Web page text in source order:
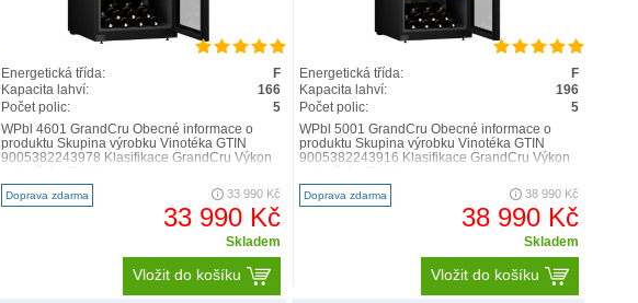
Energetická třída:
F
Kapacita lahví:
166
Počet polic:
5
WPbl 4601 GrandCru Obecné informace o
produktu Skupina výrobku Vinotéka GTIN
9005382243978 Klasifikace GrandCru Výkon
Doprava zdarma 33 990 Kč
33 990 Kč
Skladem
Vložit do košíku
Energetická třída:
F
Kapacita lahví:
196
Počet polic:
5
WPbl 5001 GrandCru Obecné informace o
produktu Skupina výrobku Vinotéka GTIN
9005382243916 Klasifikace GrandCru Výkon
Doprava zdarma 38 990 Kč
38 990 Kč
Skladem
Vložit do košíku